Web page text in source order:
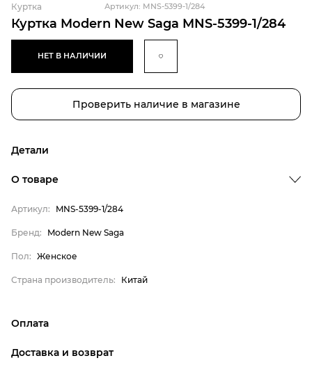
Куртка Modern New Saga MNS-5399-1/284
Куртка Артикул: MNS-5399-1/284
НЕТ В НАЛИЧИИ
Проверить наличие в магазине
Детали
Страна производитель
Modern New Saga
О товаре
Артикул: MNS-5399-1/284
Бренд: Modern New Saga
Пол: Женское
Страна производитель: Китай
Оплата
магазина
Доставка и возврат